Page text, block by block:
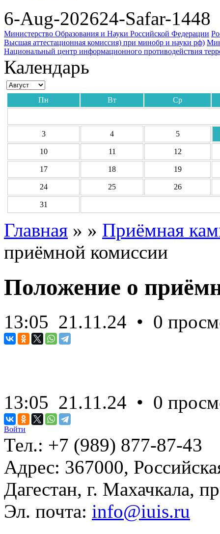
6-Aug-202624-Safar-1448
Министерство Образования и Науки Российской Федерации
Высшая аттестационная комиссия) при минобр и науки рф)
Национальный центр информационного противодействия
Календарь
Пн Вт Ср
3 4 5
10 11 12
17 18 19
24 25 26
31
Главная » » Приёмная
приёмной комиссии
Положение о
13:05 21.11.24 • 0
13:05 21.11.24 • 0
Войти
Тел.: +7 (989) 877-87-43
Адрес: 367000,
Дагестан, г. Махачкала,
Эл. почта: info@iuis.ru